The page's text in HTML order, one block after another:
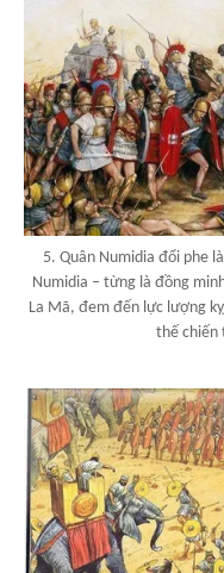
5. Quân Numidia đổi phe
Numidia – từng là đồng
La Mã, đem đến lực lượng
thế chiến